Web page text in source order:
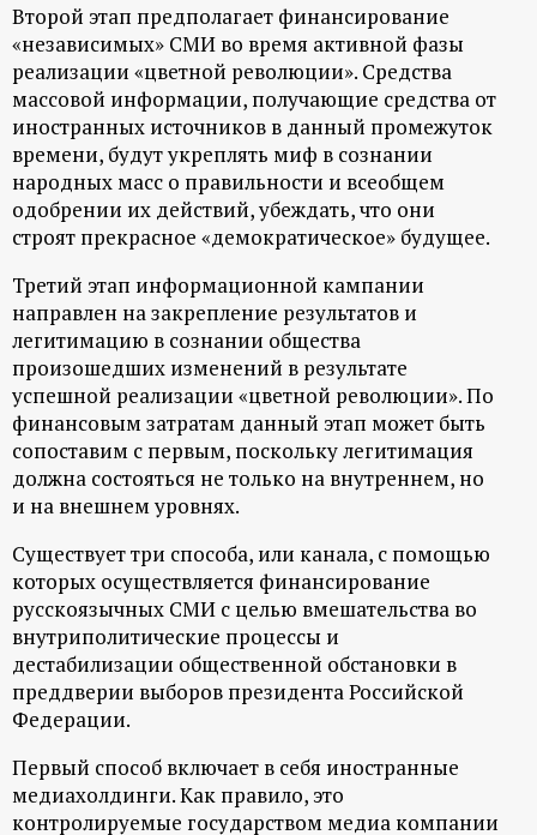
Второй этап предполагает финансирование
«независимых» СМИ во время активной фазы
реализации «цветной революции». Средства
массовой информации, получающие средства от
иностранных источников в данный промежуток
времени, будут укреплять миф в сознании
народных масс о правильности и всеобщем
одобрении их действий, убеждать, что они
строят прекрасное «демократическое» будущее.
Третий этап информационной кампании
направлен на закрепление результатов и
легитимацию в сознании общества
произошедших изменений в результате
успешной реализации «цветной революции». По
финансовым затратам данный этап может быть
сопоставим с первым, поскольку легитимация
должна состояться не только на внутреннем, но
и на внешнем уровнях.
Существует три способа, или канала, с помощью
которых осуществляется финансирование
русскоязычных СМИ с целью вмешательства во
внутриполитические процессы и
дестабилизации общественной обстановки в
преддверии выборов президента Российской
Федерации.
Первый способ включает в себя иностранные
медиахолдинги. Как правило, это
контролируемые государством медиа компании